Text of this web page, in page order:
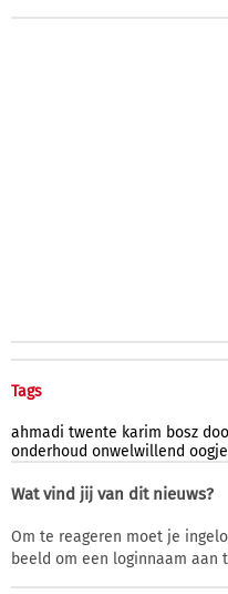
Tags
ahmadi twente karim bosz
onderhoud onwelwillend oogje
Wat vind jij van dit nieuws?
Om te reageren moet je
beeld om een loginnaam aan